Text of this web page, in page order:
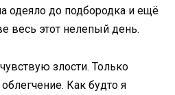
одеяло до подбородка и ещё
весь этот нелепый день.
злости. Только
Как будто я